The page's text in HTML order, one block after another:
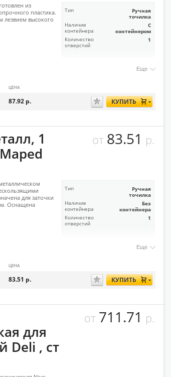
из
пластика.
лезвием высокого
Тип
Ручная
точилка
Наличие
контейнера
С
контейнером
Количество
отверстий
1
Еще
ЦЕНА
87.92 р. КУПИТЬ
1
от 83.51 р.
для заточки
Оснащена
Тип
Ручная
точилка
Наличие
контейнера
Без
контейнера
Количество
отверстий
1
Еще
ЦЕНА
83.51 р. КУПИТЬ
для
Deli , ст
от 711.71 р.